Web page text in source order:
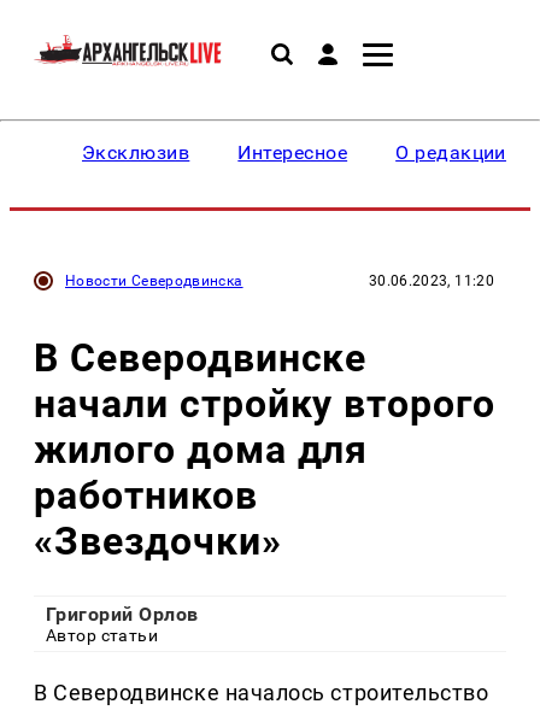
Эксклюзив Интересное О редакции
Новости Северодвинска 30.06.2023, 11:20
В Северодвинске
начали стройку второго
жилого дома для
работников
«Звездочки»
Григорий Орлов
Автор статьи
В Северодвинске началось строительство